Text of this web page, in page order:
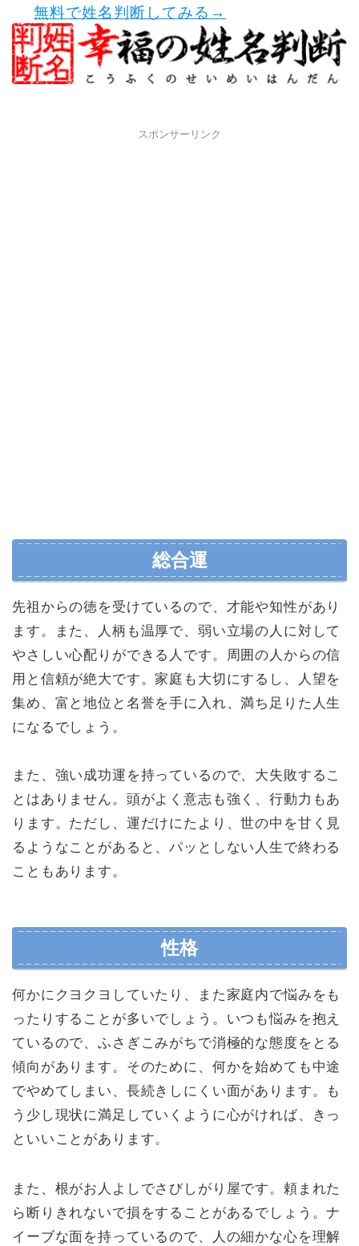
無料で姓名判断してみる→
スポンサーリンク
総合運
先祖からの徳を受けているので、才能や知性があり
ます。また、人柄も温厚で、弱い立場の人に対して
やさしい心配りができる人です。周囲の人からの信
用と信頼が絶大です。家庭も大切にするし、人望を
集め、富と地位と名誉を手に入れ、満ち足りた人生
になるでしょう。
また、強い成功運を持っているので、大失敗するこ
とはありません。頭がよく意志も強く、行動力もあ
ります。ただし、運だけにたより、世の中を甘く見
るようなことがあると、パッとしない人生で終わる
こともあります。
性格
何かにクヨクヨしていたり、また家庭内で悩みをも
ったりすることが多いでしょう。いつも悩みを抱え
ているので、ふさぎこみがちで消極的な態度をとる
傾向があります。そのために、何かを始めても中途
でやめてしまい、長続きしにくい面があります。も
う少し現状に満足していくように心がければ、きっ
といいことがあります。
また、根がお人よしでさびしがり屋です。頼まれた
ら断りきれないで損をすることがあるでしょう。ナ
イーブな面を持っているので、人の細かな心を理解